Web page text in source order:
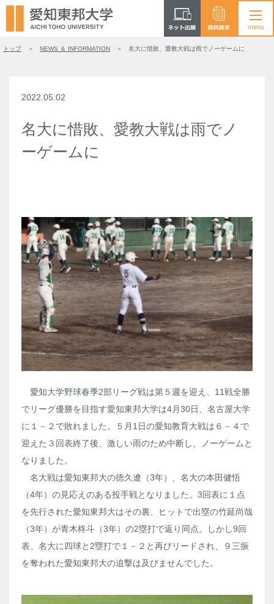
トップ NEWS ＆ INFORMATION 名大に惜敗、愛教大戦は雨でノーゲームに
2022.05.02
名大に惜敗、愛教大戦は雨でノ
ーゲームに
愛知大学野球春季2部リーグ戦は第５週を迎え、11戦全勝
でリーグ優勝を目指す愛知東邦大学は4月30日、名古屋大学
に１－２で敗れました。５月1日の愛知教育大戦は６－４で
迎えた３回表終了後、激しい雨のため中断し、ノーゲームと
なりました。
名大戦は愛知東邦大の徳久遼（3年）、名大の本田健悟
（4年）の見応えのある投手戦となりました。3回表に１点
を先行された愛知東邦大はその裏、ヒットで出塁の竹延尚哉
（3年）が青木柊斗（3年）の2塁打で返り同点。しかし9回
表、名大に四球と2塁打で１－２と再びリードされ、９三振
を奪われた愛知東邦大の追撃は及びませんでした。